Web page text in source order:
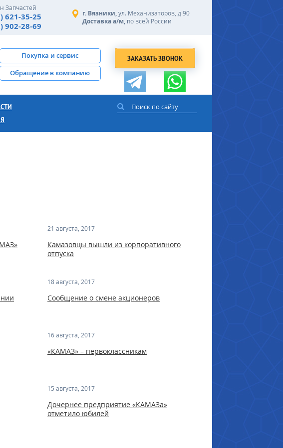
Запчастей
621-35-25
902-28-69
г. Вязники,ул. Механизаторов, д 90
Доставка а/м, по всей России
ЗАКАЗАТЬ ЗВОНОК
Покупка и сервис
Обращение в компанию
21 августа, 2017
Камазовцы вышли из корпоративного
отпуска
18 августа, 2017
Сообщение о смене акционеров
16 августа, 2017
«КАМАЗ» – первоклассникам
15 августа, 2017
Дочернее предприятие «КАМАЗа»
отметило юбилей